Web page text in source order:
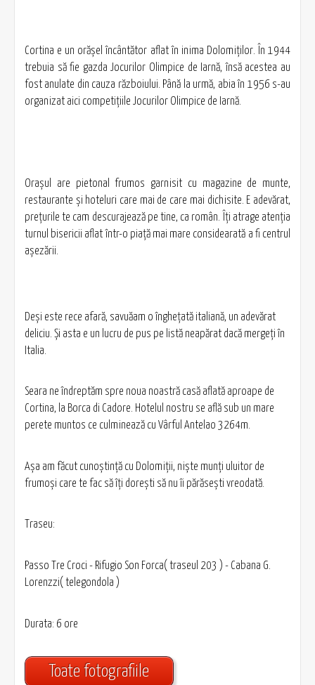
Cortina e un orăşel încântător aflat în inima Dolomiţilor. În 1944
trebuia să fie gazda Jocurilor Olimpice de Iarnă, însă acestea au
fost anulate din cauza războiului. Până la urmă, abia în 1956 s-au
organizat aici competiţiile Jocurilor Olimpice de Iarnă.
Oraşul are pietonal frumos garnisit cu magazine de munte,
restaurante şi hoteluri care mai de care mai dichisite. E adevărat,
preţurile te cam descurajează pe tine, ca român. Îţi atrage atenţia
turnul bisericii aflat într-o piaţă mai mare considearată a fi centrul
aşezării.
Deşi este rece afară, savuăam o îngheţată italiană, un adevărat
deliciu. Şi asta e un lucru de pus pe listă neapărat dacă mergeţi în
Italia.
Seara ne îndreptăm spre noua noastră casă aflată aproape de
Cortina, la Borca di Cadore. Hotelul nostru se află sub un mare
perete muntos ce culminează cu Vârful Antelao 3264m.
Aşa am făcut cunoştinţă cu Dolomiţii, nişte munţi uluitor de
frumoşi care te fac să îţi doreşti să nu îi părăseşti vreodată.
Traseu:
Passo Tre Croci - Rifugio Son Forca( traseul 203 ) - Cabana G.
Lorenzzi( telegondola )
Durata: 6 ore
Toate fotografiile